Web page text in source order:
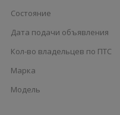
Состояние
Дата подачи объявления
Кол-во владельцев по ПТС
Марка
Модель